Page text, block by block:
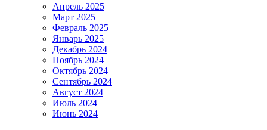
Апрель 2025
Март 2025
Февраль 2025
Январь 2025
Декабрь 2024
Ноябрь 2024
Октябрь 2024
Сентябрь 2024
Август 2024
Июль 2024
Июнь 2024